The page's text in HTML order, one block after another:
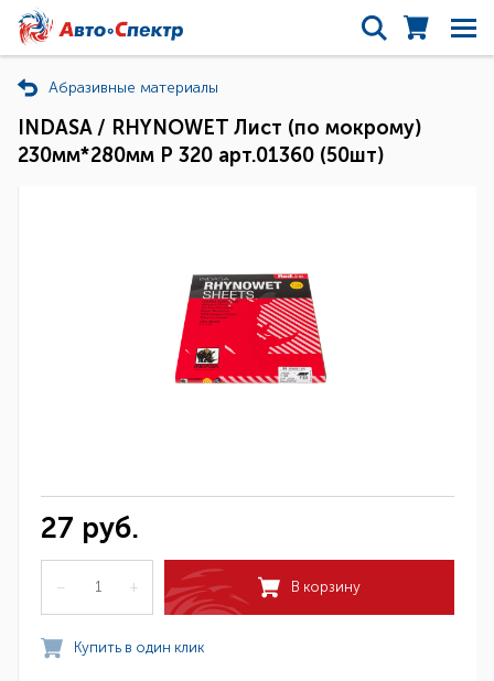
Абразивные материалы
INDASA / RHYNOWET Лист (по мокрому)
230мм*280мм Р 320 арт.01360 (50шт)
27 руб.
– + В корзину
Купить в один клик